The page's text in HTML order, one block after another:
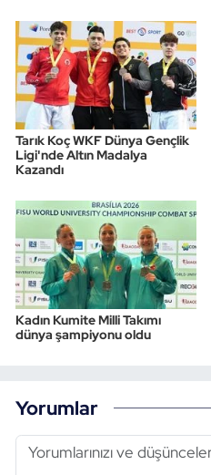
Tarık Koç WKF Dünya Gençlik
Ligi'nde Altın Madalya
Kazandı
Kadın Kumite Milli Takımı
dünya şampiyonu oldu
Yorumlar